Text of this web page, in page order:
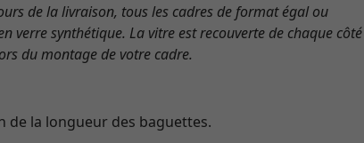
de la livraison, tous les cadres de format égal ou
verre synthétique. La vitre est recouverte de chaque côté
du montage de votre cadre.
de la longueur des baguettes.